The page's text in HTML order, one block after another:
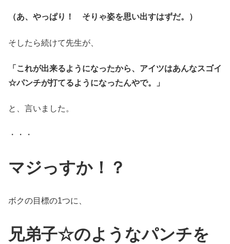
（あ、やっぱり！ そりゃ姿を思い出すはずだ。）
そしたら続けて先生が、
「これが出来るようになったから、アイツはあんなスゴイ
☆パンチが打てるようになったんやで。」
と、言いました。
・・・
マジっすか！？
ボクの目標の1つに、
兄弟子☆のようなパンチを